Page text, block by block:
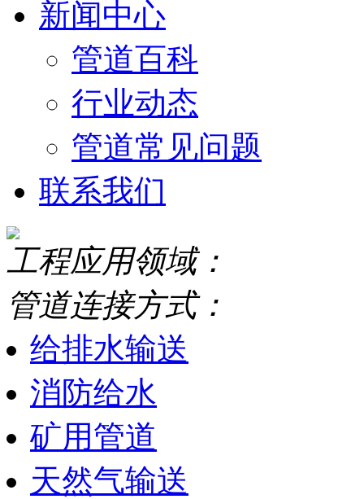
新闻中心
管道百科
行业动态
管道常见问题
联系我们
工程应用领域：
管道连接方式：
给排水输送
消防给水
矿用管道
天然气输送